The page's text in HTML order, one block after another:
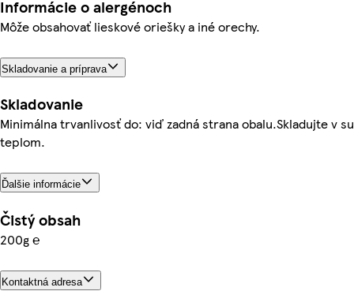
Informácie o alergénoch
Môže obsahovať lieskové oriešky a iné orechy.
Skladovanie a príprava
Skladovanie
Minimálna trvanlivosť do: viď zadná strana obalu.Skladujte v
teplom.
Ďalšie informácie
Čistý obsah
200g ℮
Kontaktná adresa